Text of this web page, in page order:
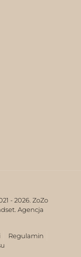
- 2026. ZoZo
Agencja
Regulamin